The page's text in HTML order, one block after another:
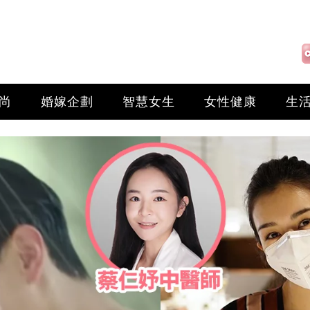
婚嫁企劃 智慧女生 女性健康 生